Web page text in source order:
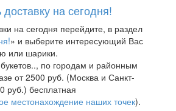
доставку на сегодня!
на сегодня перейдите, в раздел
» и выберите интересующий Вас
или шарики.
по городам и районным
от 2500 руб. (Москва и Санкт-
руб.) бесплатная
местонахождение наших точек).